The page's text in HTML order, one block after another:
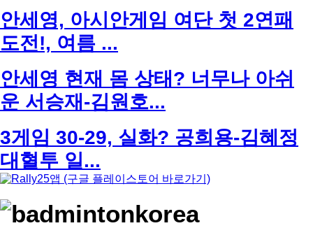
안세영, 아시안게임 여단 첫 2연패
도전!, 여름 ...
안세영 현재 몸 상태? 너무나 아쉬
운 서승재-김원호...
3게임 30-29, 실화? 공희용-김혜정
대혈투 일...